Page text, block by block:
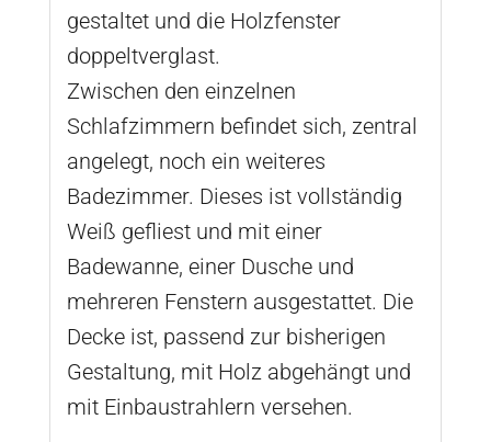
gestaltet und die Holzfenster
doppeltverglast.
Zwischen den einzelnen
Schlafzimmern befindet sich, zentral
angelegt, noch ein weiteres
Badezimmer. Dieses ist vollständig
Weiß gefliest und mit einer
Badewanne, einer Dusche und
mehreren Fenstern ausgestattet. Die
Decke ist, passend zur bisherigen
Gestaltung, mit Holz abgehängt und
mit Einbaustrahlern versehen.